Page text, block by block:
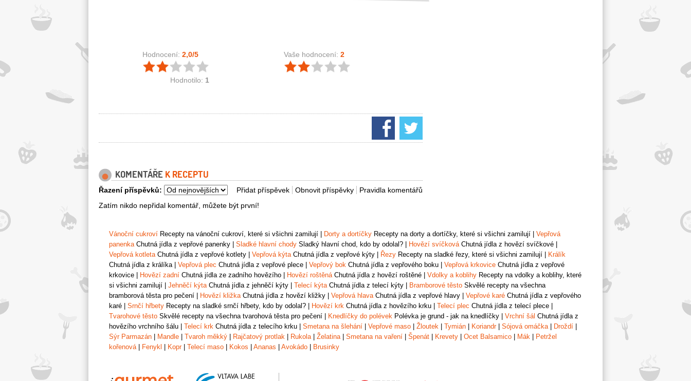
Hodnocení: 2,0/5
Hodnotilo: 1
Vaše hodnocení: 2
KOMENTÁŘE K RECEPTU
Pravidla komentářů
Obnovit příspěvky
Přidat příspěvek
Řazení příspěvků:
Zatím nikdo nepřidal komentář, můžete být první!
Vánoční cukroví Recepty na vánoční cukroví, které si všichni zamilují Dorty a dortíčky Recepty na dorty a dortíčky, které si všichni zamilují
Vepřová
panenkaChutná jídla z vepřové panenky Sladké hlavní chody Sladký hlavní chod, kdo by odolal? Hovězí svíčkováChutná jídla z hovězí svíčkové
Vepřová kotletaChutná jídla z vepřové kotlety Vepřová kýtaChutná jídla z vepřové kýty Řezy Recepty na sladké řezy, které si všichni zamilují
Králík
Chutná jídla z králíka| Vepřová plec Chutná jídla z vepřové plece Vepřový bok Chutná jídla z vepřového boku Vepřová krkovice Chutná jídla z vepřové
krkovice
Hovězí zadní Chutná jídla ze zadního hovězího Hovězí roštěnáChutná jídla z hovězí roštěné Vdolky a koblihy Recepty na vdolky a koblihy, které
si všichni zamilují
Jehněčí kýtaChutná jídla z jehněčí kýty Telecí kýtaChutná jídla z telecí kýty Bramborové těsto Skvělé recepty na všechna
bramborová těsta pro pečení
Hovězí kližkaChutná jídla z hovězí kližky Vepřová hlavaChutná jídla z vepřové hlavy Vepřové karé Chutná jídla z vepřového
karé
Srnčí hřbety Recepty na sladké srnčí hřbety, kdo by odolal? Hovězí krk Chutná jídla z hovězího krku Telecí plec Chutná jídla z telecí plece
Tvarohové těsto Skvělé recepty na všechna tvarohová těsta pro pečení Knedlíčky do polévek Polévka je grund - jak na knedlíčky Vrchní šál Chutná jídla z
hovězího vrchního šálu
Telecí krk Chutná jídla z telecího krku Smetana na šlehání Vepřové maso Žloutek Tymián Koriandr| Sójová omáčka| Droždí
Sýr Parmazán
Mandle Tvaroh měkký Rajčatový protlak Rukola| Želatina| Smetana na vaření Špenát Krevety Ocet Balsamico Mák
Petržel
kořenová| Fenykl Kopr| Telecí maso Kokos Ananas Avokádo Brusinky